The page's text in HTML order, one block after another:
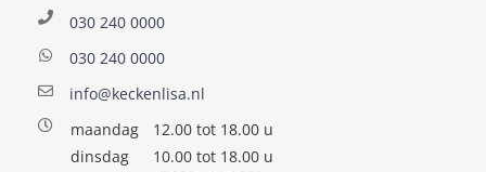
030 240 0000
030 240 0000
info@keckenlisa.nl
maandag
12.00 tot 18.00 u
dinsdag
10.00 tot 18.00 u